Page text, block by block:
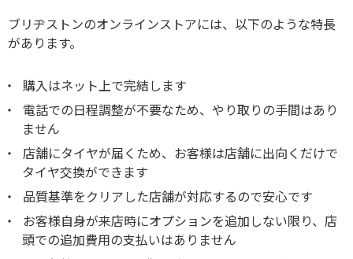
ブリヂストンのオンラインストアには、以下のような特長
があります。
購入はネット上で完結します
電話での日程調整が不要なため、やり取りの手間はあり
ません
店舗にタイヤが届くため、お客様は店舗に出向くだけで
タイヤ交換ができます
品質基準をクリアした店舗が対応するので安心です
お客様自身が来店時にオプションを追加しない限り、店
頭での追加費用の支払いはありません